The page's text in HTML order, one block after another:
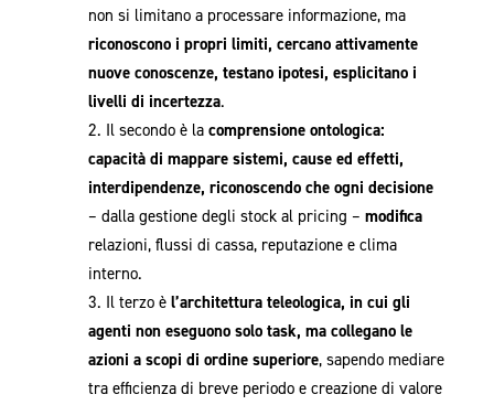
non si limitano a processare informazione, ma
riconoscono i propri limiti, cercano attivamente
nuove conoscenze, testano ipotesi, esplicitano i
livelli di incertezza.
Il secondo è la comprensione ontologica:
capacità di mappare sistemi, cause ed effetti,
interdipendenze, riconoscendo che ogni decisione
– dalla gestione degli stock al pricing – modifica
relazioni, flussi di cassa, reputazione e clima
interno.
Il terzo è l’architettura teleologica, in cui gli
agenti non eseguono solo task, ma collegano le
azioni a scopi di ordine superiore, sapendo mediare
tra efficienza di breve periodo e creazione di valore